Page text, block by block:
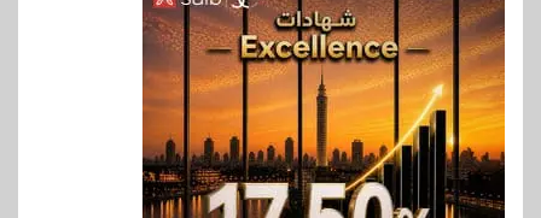
6
اخبار
غرفة القاهرة تنظم ندوة إلكترونية
لدعم الصادرات وتحقيق
مستهدفات رؤية مصر 2030
7
بنوك